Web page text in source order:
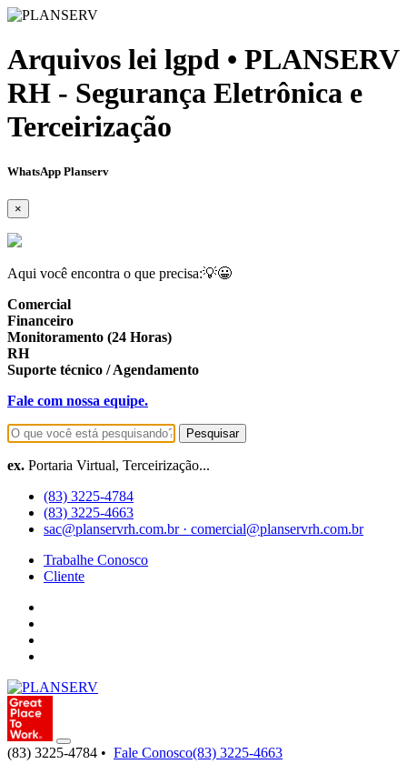
Arquivos lei lgpd • PLANSERV
RH - Segurança Eletrônica e
Terceirização
WhatsApp Planserv
×
Aqui você encontra o que precisa:💡😀
Comercial
Financeiro
Monitoramento (24 Horas)
RH
Suporte técnico / Agendamento
Fale com nossa equipe.
Pesquisar
ex. Portaria Virtual, Terceirização...
(83) 3225-4784
(83) 3225-4663
sac@planservrh.com.br · comercial@planservrh.com.br
Trabalhe Conosco
Cliente
(83) 3225-4784 • Fale Conosco(83) 3225-4663